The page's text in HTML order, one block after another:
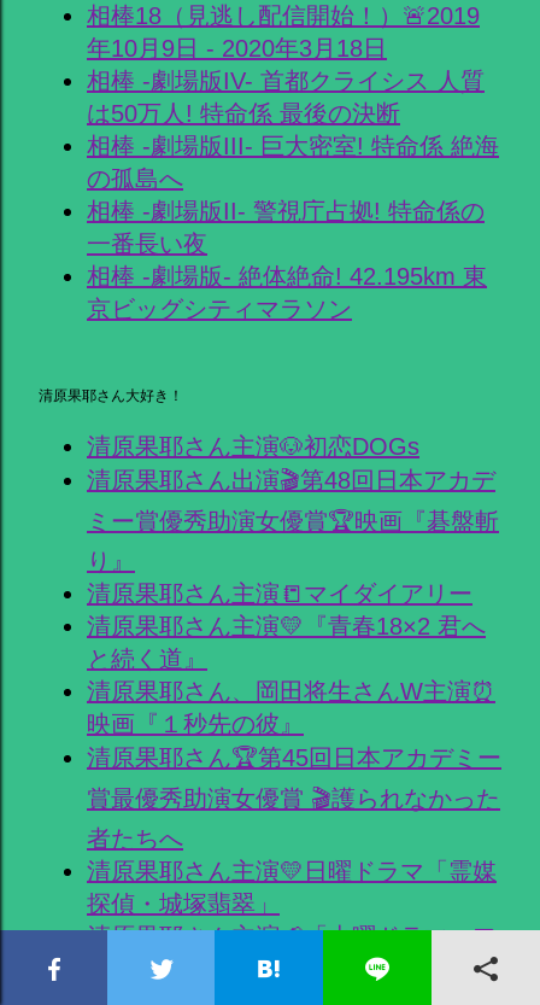
相棒18（見逃し配信開始！）🚨2019
年10月9日 - 2020年3月18日
相棒 -劇場版IV- 首都クライシス 人質
は50万人! 特命係 最後の決断
相棒 -劇場版III- 巨大密室! 特命係 絶海
の孤島へ
相棒 -劇場版II- 警視庁占拠! 特命係の
一番長い夜
相棒 -劇場版- 絶体絶命! 42.195km 東
京ビッグシティマラソン
清原果耶さん大好き！
清原果耶さん主演🐶初恋DOGs
清原果耶さん出演🎬第48回日本アカデ
ミー賞優秀助演女優賞🏆映画『碁盤斬
り』
清原果耶さん主演📒マイダイアリー
清原果耶さん主演💛『青春18×2 君へ
と続く道』
清原果耶さん、岡田将生さんW主演⏰
映画『１秒先の彼』
清原果耶さん🏆第45回日本アカデミー
賞最優秀助演女優賞 🎬護られなかった
者たちへ
清原果耶さん主演💛日曜ドラマ「霊媒
探偵・城塚翡翠」
清原果耶さん主演📢「火曜ドラマ」フ
ァイトソング